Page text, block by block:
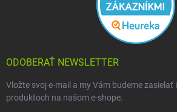
ODOBERAŤ NEWSLETTER
Vložte svoj e-mail a my Vám budeme
produktoch na našom e-shope.